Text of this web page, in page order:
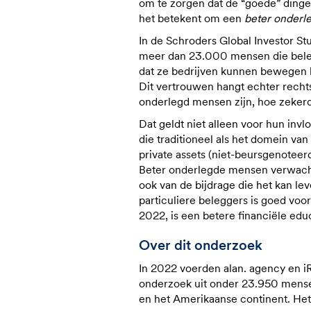
om te zorgen dat de “goede”
het betekent om een beter
In de Schroders Global Investor
meer dan 23.000 mensen die
dat ze bedrijven kunnen bewegen
Dit vertrouwen hangt echter
onderlegd mensen zijn, hoe
Dat geldt niet alleen voor hun
die traditioneel als het domein
private assets (niet-
Beter onderlegde mensen
ook van de bijdrage die het kan
particuliere beleggers is goed
2022, is een betere financiële
Over dit onderzoek
In 2022 voerden alan. agency en
onderzoek uit onder 23.950
en het Amerikaanse continent.